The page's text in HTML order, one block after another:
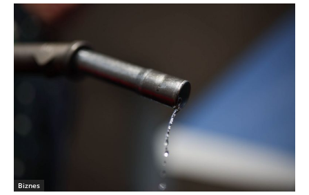
Biznes